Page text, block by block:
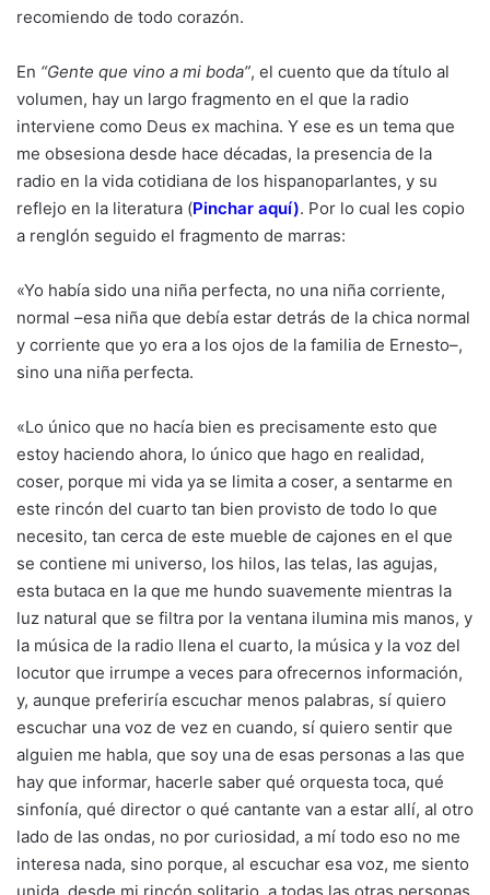
recomiendo de todo corazón.
En “Gente que vino a mi boda”, el cuento que da título al
volumen, hay un largo fragmento en el que la radio
interviene como Deus ex machina. Y ese es un tema que
me obsesiona desde hace décadas, la presencia de la
radio en la vida cotidiana de los hispanoparlantes, y su
reflejo en la literatura (Pinchar aquí). Por lo cual les copio
a renglón seguido el fragmento de marras:
«Yo había sido una niña perfecta, no una niña corriente,
normal –esa niña que debía estar detrás de la chica normal
y corriente que yo era a los ojos de la familia de Ernesto–,
sino una niña perfecta.
«Lo único que no hacía bien es precisamente esto que
estoy haciendo ahora, lo único que hago en realidad,
coser, porque mi vida ya se limita a coser, a sentarme en
este rincón del cuarto tan bien provisto de todo lo que
necesito, tan cerca de este mueble de cajones en el que
se contiene mi universo, los hilos, las telas, las agujas,
esta butaca en la que me hundo suavemente mientras la
luz natural que se filtra por la ventana ilumina mis manos, y
la música de la radio llena el cuarto, la música y la voz del
locutor que irrumpe a veces para ofrecernos información,
y, aunque preferiría escuchar menos palabras, sí quiero
escuchar una voz de vez en cuando, sí quiero sentir que
alguien me habla, que soy una de esas personas a las que
hay que informar, hacerle saber qué orquesta toca, qué
sinfonía, qué director o qué cantante van a estar allí, al otro
lado de las ondas, no por curiosidad, a mí todo eso no me
interesa nada, sino porque, al escuchar esa voz, me siento